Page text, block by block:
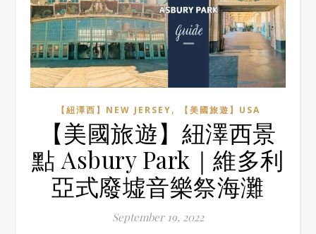
【紐澤西】NEW JERSEY, 【美國旅遊】USA
【美國旅遊】紐澤西景
點 Asbury Park｜維多利
亞式廢墟音樂祭海灘
September 19, 2022